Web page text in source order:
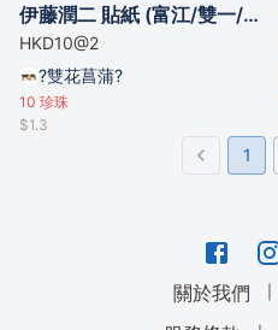
伊藤潤二 貼紙 (富江/雙一/黑白美少年/人頭氣球/第五人格...)
HKD10@2
?雙花菖蒲?
10 珍珠
$1.3
1
關於我們 ｜